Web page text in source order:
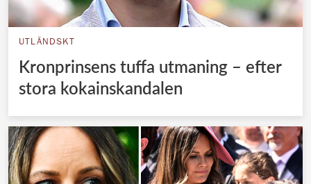
UTLÄNDSKT
Kronprinsens tuffa utmaning – efter
stora kokainskandalen